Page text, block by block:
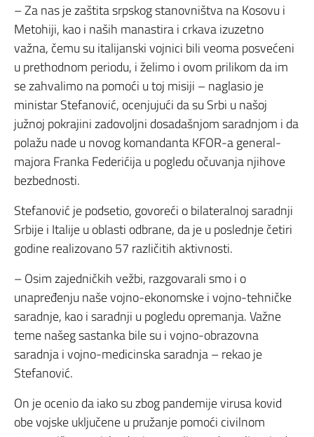
– Za nas je zaštita srpskog stanovništva na Kosovu i
Metohiji, kao i naših manastira i crkava izuzetno
važna, čemu su italijanski vojnici bili veoma posvećeni
u prethodnom periodu, i želimo i ovom prilikom da im
se zahvalimo na pomoći u toj misiji – naglasio je
ministar Stefanović, ocenjujući da su Srbi u našoj
južnoj pokrajini zadovoljni dosadašnjom saradnjom i da
polažu nade u novog komandanta KFOR-a general-
majora Franka Federićija u pogledu očuvanja njihove
bezbednosti.
Stefanović je podsetio, govoreći o bilateralnoj saradnji
Srbije i Italije u oblasti odbrane, da je u poslednje četiri
godine realizovano 57 različitih aktivnosti.
– Osim zajedničkih vežbi, razgovarali smo i o
unapređenju naše vojno-ekonomske i vojno-tehničke
saradnje, kao i saradnji u pogledu opremanja. Važne
teme našeg sastanka bile su i vojno-obrazovna
saradnja i vojno-medicinska saradnja – rekao je
Stefanović.
On je ocenio da iako su zbog pandemije virusa kovid
obe vojske uključene u pružanje pomoći civilnom